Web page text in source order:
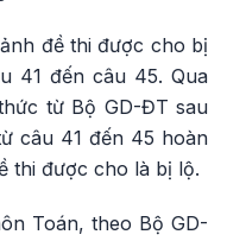
đề thi được cho bị
41 đến câu 45. Qua
từ Bộ GD-ĐT sau
câu 41 đến 45 hoàn
thi được cho là bị lộ.
Toán, theo Bộ GD-